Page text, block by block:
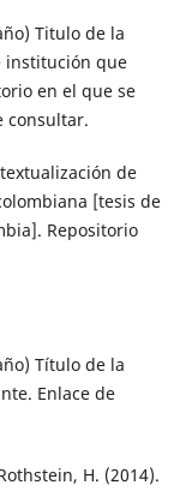
Titulo de la
institución que
en el que se
consultar.
de
[tesis de
Repositorio
Título de la
Enlace de
H. (2014).